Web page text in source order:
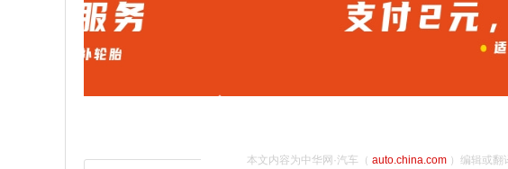
本文内容为中华网·汽车（ auto.china.com）编辑或翻